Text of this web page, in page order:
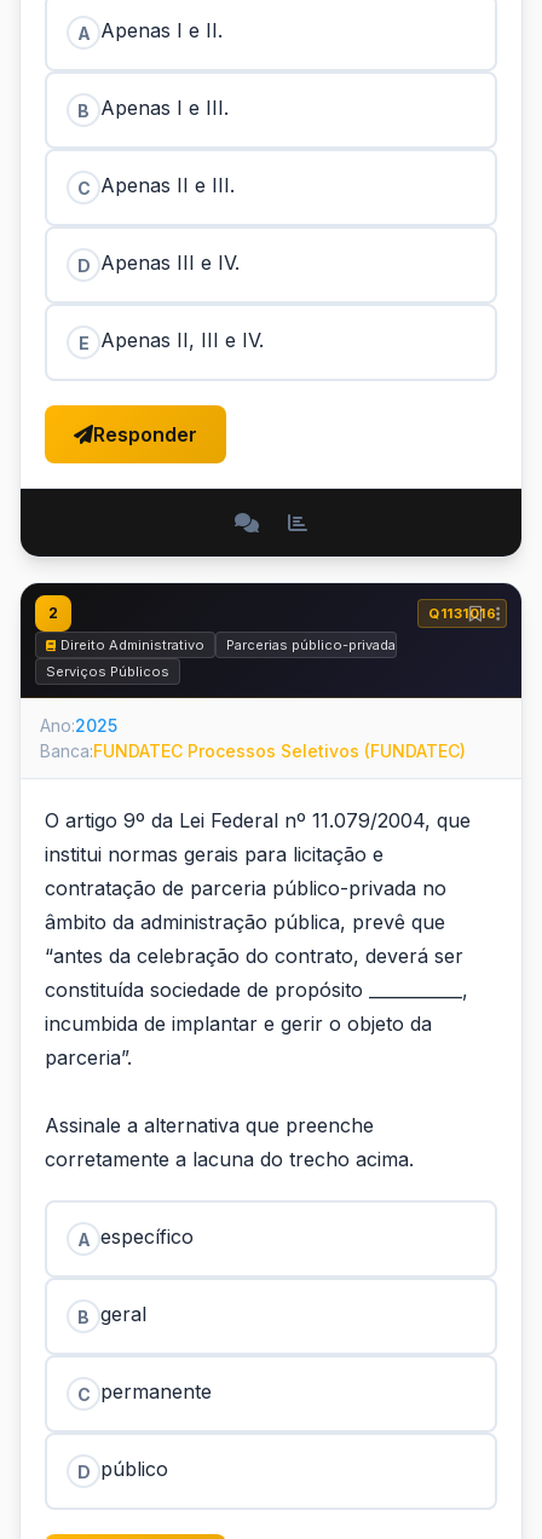
A Apenas I e II.
B Apenas I e III.
C Apenas II e III.
D Apenas III e IV.
E Apenas II, III e IV.
Responder
2
Q1131016
Direito Administrativo
Parcerias público-privadas
Serviços Públicos
Ano:2025
Banca:FUNDATEC Processos Seletivos (FUNDATEC)
O artigo 9º da Lei Federal nº 11.079/2004, que
institui normas gerais para licitação e
contratação de parceria público-privada no
âmbito da administração pública, prevê que
“antes da celebração do contrato, deverá ser
constituída sociedade de propósito ___________,
incumbida de implantar e gerir o objeto da
parceria”.
Assinale a alternativa que preenche
corretamente a lacuna do trecho acima.
A específico
B geral
C permanente
D público